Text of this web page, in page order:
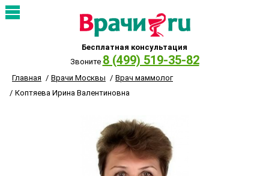
Бесплатная консультация
Звоните 8 (499) 519-35-82
Главная Врачи Москвы
Врач маммолог
Коптяева Ирина Валентиновна